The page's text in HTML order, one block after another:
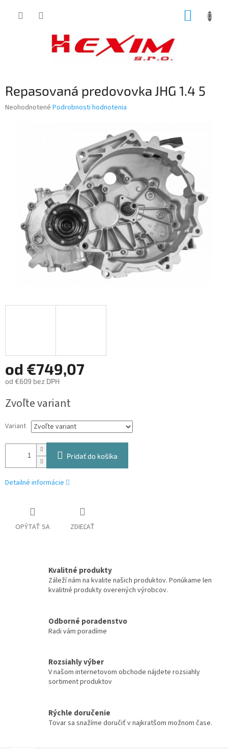
Repasovaná predovovka JHG 1.4 5
Priemerné
Neohodnotené Podrobnosti hodnotenia
od €749,07
od €609 bez DPH
cena:
Zvoľte variant
Variant
Pridať do košíka
Detailné informácie
OPÝTAŤ SA ZDIEĽAŤ
Kvalitné produkty
Záleží nám na kvalite našich produktov. Ponúkame len
kvalitné produkty overených výrobcov.
Odborné poradenstvo
Radi vám poradíme
Rozsiahly výber
V našom internetovom obchode nájdete rozsiahly
sortiment produktov
Rýchle doručenie
Tovar sa snažíme doručiť v najkratšom možnom čase.